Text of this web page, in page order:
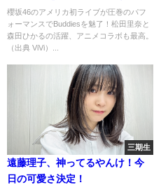
櫻坂46のアメリカ初ライブが圧巻のパフ
ォーマンスでBuddiesを魅了！松田里奈と
森田ひかるの活躍、アニメコラボも最高。
（出典 ViVi）...
三期生
遠藤理子、神ってるやんけ！今
日の可愛さ決定！